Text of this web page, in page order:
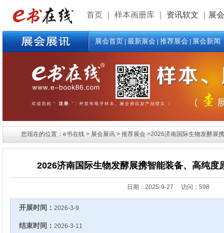
首页 样本画册库 资讯软文 展
展会首页|最新展会|推荐展会|展会新闻
您现在的位置：e书在线 > 展会展讯 > 推荐展会 >2026济南国际生物发酵展携
2026济南国际生物发酵展携智能装备、高纯度
日期： 2025-9-27 访问：598
开展时间： 2026-3-9
结束时间： 2026-3-11